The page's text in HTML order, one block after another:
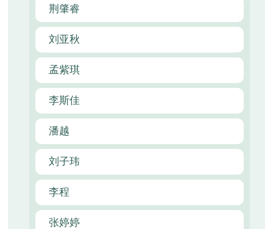
荆肇睿
刘亚秋
孟紫琪
李斯佳
潘越
刘子玮
李程
张婷婷